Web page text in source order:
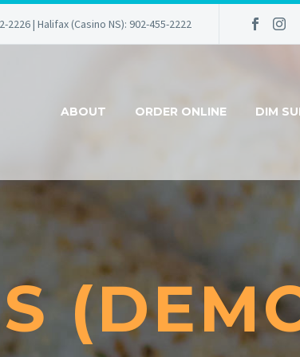
| Halifax (Casino NS): 902-455-2222
ABOUT ORDER ONLINE DIM